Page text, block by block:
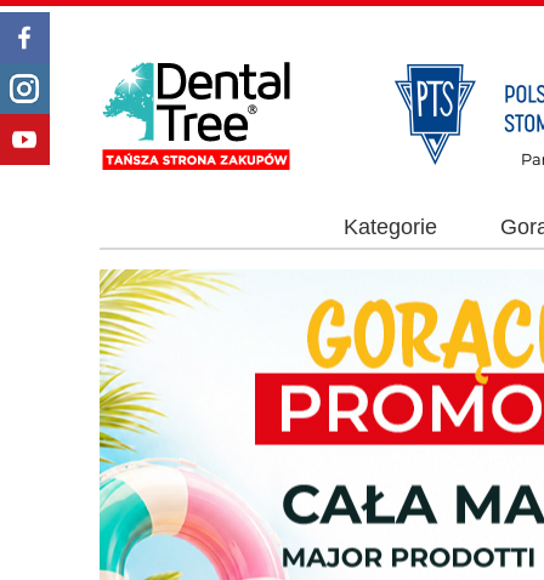
Kategorie